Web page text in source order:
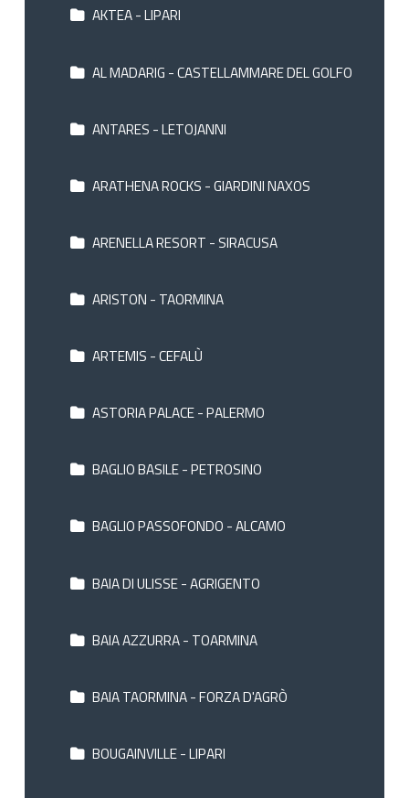
AKTEA - LIPARI
AL MADARIG - CASTELLAMMARE DEL GOLFO
ANTARES - LETOJANNI
ARATHENA ROCKS - GIARDINI NAXOS
ARENELLA RESORT - SIRACUSA
ARISTON - TAORMINA
ARTEMIS - CEFALÙ
ASTORIA PALACE - PALERMO
BAGLIO BASILE - PETROSINO
BAGLIO PASSOFONDO - ALCAMO
BAIA DI ULISSE - AGRIGENTO
BAIA AZZURRA - TOARMINA
BAIA TAORMINA - FORZA D'AGRÒ
BOUGAINVILLE - LIPARI